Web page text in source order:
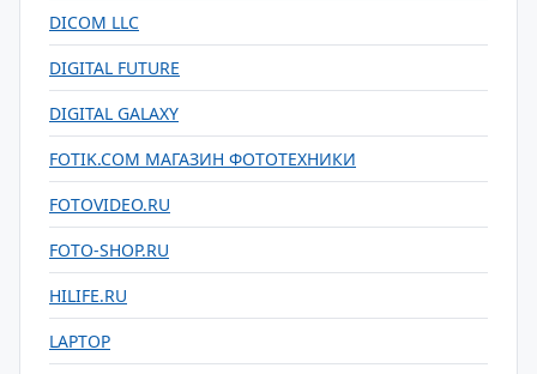
DICOM LLC
DIGITAL FUTURE
DIGITAL GALAXY
FOTIK.COM МАГАЗИН ФОТОТЕХНИКИ
FOTOVIDEO.RU
FOTO-SHOP.RU
HILIFE.RU
LAPTOP